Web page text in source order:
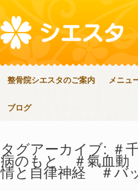
整骨院シエスタのご案内 メニュ
ブログ
タグアーカイブ: ＃
病のもと ＃氣血動
情と自律神経 ＃バ